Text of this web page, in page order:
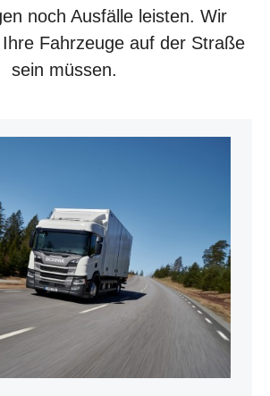
noch Ausfälle leisten. Wir
Fahrzeuge auf der Straße
sein müssen.